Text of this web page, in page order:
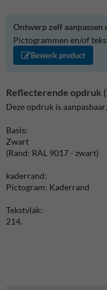
Ontwerp zelf aanpassen
Pictogrammen en/of
Bewerk product
Reflecterende opdruk
Deze opdruk is aanpasbaar.
Basis:
Zwart
(Rand: RAL 9017 - zwart)
kaderrand:
Pictogram: Kaderrand
Tekstvlak:
214.